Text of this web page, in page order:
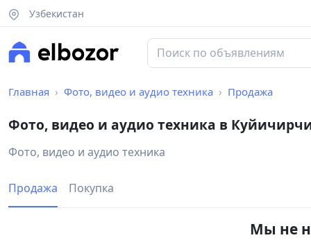
Узбекистан
Главная Фото, видео и аудио техника Продажа
Фото, видео и аудио техника в
Фото, видео и аудио техника
Продажа Покупка
Мы не